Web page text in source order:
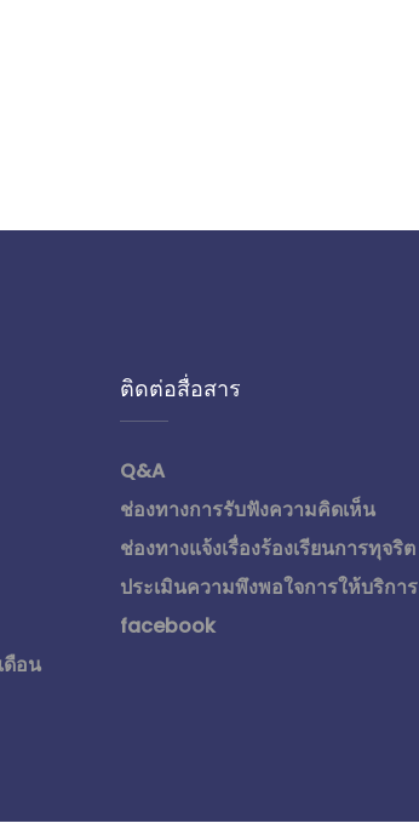
ดือน
ติดต่อสื่อสาร
Q&A
ช่องทางการรับฟังความคิดเห็น
ช่องทางแจ้งเรื่องร้องเรียนการทุจริต
ประเมินความพึงพอใจการให้บริการ
facebook